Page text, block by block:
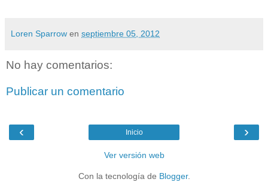
Loren Sparrow en septiembre 05, 2012
No hay comentarios:
Publicar un comentario
‹ ›
Inicio
Ver versión web
Con la tecnología de Blogger.